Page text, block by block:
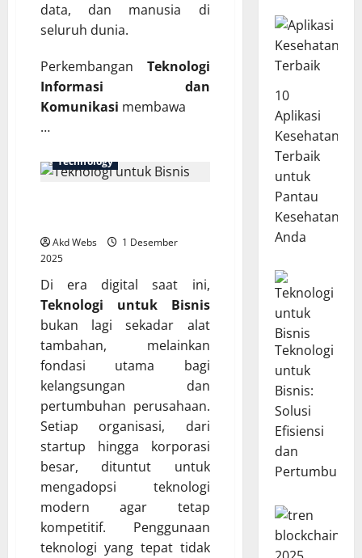
data, dan manusia di
seluruh dunia.
Perkembangan Teknologi
Informasi dan
Komunikasi membawa
…
Technology
Akd Webs
1 Desember
2025
Di era digital saat ini,
Teknologi untuk Bisnis
bukan lagi sekadar alat
tambahan, melainkan
fondasi utama bagi
kelangsungan dan
pertumbuhan perusahaan.
Setiap organisasi, dari
startup hingga korporasi
besar, dituntut untuk
mengadopsi teknologi
modern agar tetap
kompetitif. Penggunaan
teknologi yang tepat tidak
10
Aplikasi
Kesehatan
Terbaik
untuk
Pantau
Kesehatan
Anda
Teknologi
untuk
Bisnis:
Solusi
Efisiensi
dan
Pertumbuhan